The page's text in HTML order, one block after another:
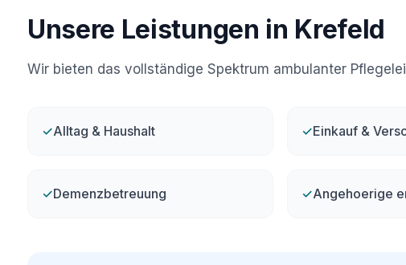
Unsere Leistungen in Krefeld
Wir bieten das vollständige Spektrum ambulanter
✓Alltag & Haushalt ✓Einkauf &
✓Demenzbetreuung ✓Angehoerige